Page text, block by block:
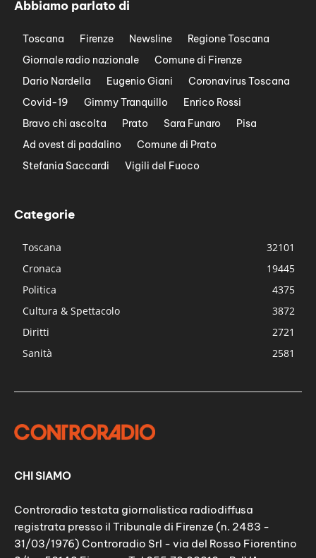
Abbiamo parlato di
Toscana Firenze Newsline
Regione Toscana
Giornale radio nazionale
Comune di Firenze
Dario Nardella
Eugenio Giani
Coronavirus Toscana
Covid-19
Gimmy Tranquillo
Enrico Rossi
Bravo chi ascolta
Prato Sara Funaro
Pisa
Ad ovest di padalino
Comune di Prato
Stefania Saccardi
Vigili del Fuoco
Categorie
Toscana
32101
Cronaca
19445
Politica
4375
Cultura & Spettacolo
3872
Diritti
2721
Sanità
2581
CHI SIAMO
Controradio testata giornalistica radiodiffusa
registrata presso il Tribunale di Firenze (n. 2483 -
31/03/1976) Controradio Srl - via del Rosso Fiorentino